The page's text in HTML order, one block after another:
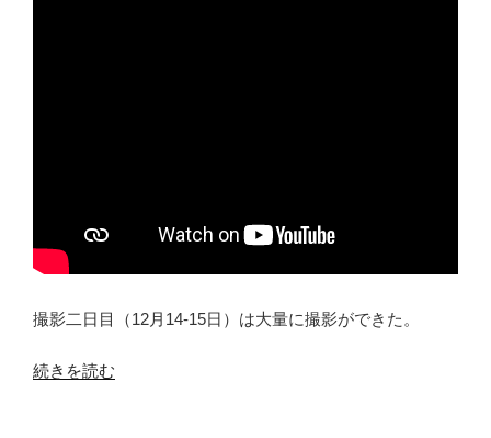
撮影二日目（12月14-15日）は大量に撮影ができた。
“2018
続きを読む